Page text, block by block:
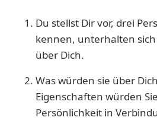
Du stellst Dir vor, drei
kennen, unterhalten
über Dich.
Was würden sie über
Eigenschaften würden
Persönlichkeit in